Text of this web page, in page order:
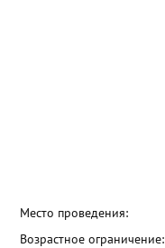
Место проведения:
Возрастное ограничение: